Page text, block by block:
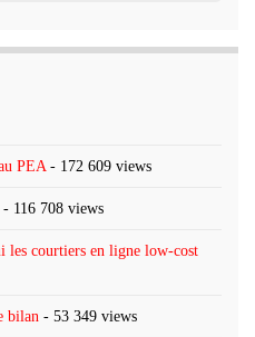
PEA - 172 609 views
- 116 708 views
les courtiers en ligne low-cost
bilan - 53 349 views